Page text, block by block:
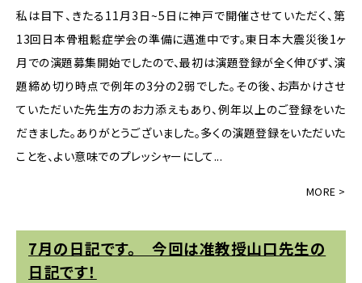
私は目下、きたる11月3日~5日に神戸で開催させていただく、第
13回日本骨粗鬆症学会の準備に邁進中です。東日本大震災後1ヶ
月での演題募集開始でしたので、最初は演題登録が全く伸びず、演
題締め切り時点で例年の3分の2弱でした。その後、お声かけさせ
ていただいた先生方のお力添えもあり、例年以上のご登録をいた
だきました。ありがとうございました。多くの演題登録をいただいた
ことを、よい意味でのプレッシャーにして...
7月の日記です。 今回は准教授山口先生の
日記です！